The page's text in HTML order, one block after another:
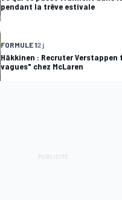
pendant la trêve estivale
FORMULE 12 j
Häkkinen : Recruter
vagues" chez McLaren